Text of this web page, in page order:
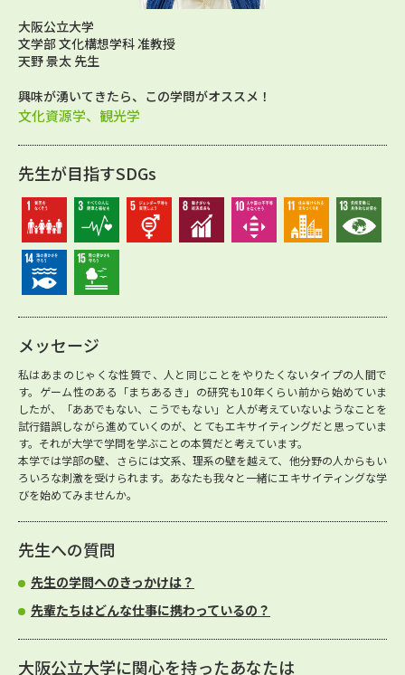
大阪公立大学
文学部 文化構想学科 准教授
天野 景太 先生
興味が湧いてきたら、この学問がオススメ！
文化資源学、観光学
先生が目指すSDGs
メッセージ
私はあまのじゃくな性質で、人と同じことをやりたくないタイプの人間で
す。ゲーム性のある「まちあるき」の研究も10年くらい前から始めていま
したが、「ああでもない、こうでもない」と人が考えていないようなことを
試行錯誤しながら進めていくのが、とてもエキサイティングだと思っていま
す。それが大学で学問を学ぶことの本質だと考えています。
本学では学部の壁、さらには文系、理系の壁を越えて、他分野の人からもい
ろいろな刺激を受けられます。あなたも我々と一緒にエキサイティングな学
びを始めてみませんか。
先生への質問
先生の学問へのきっかけは？
先輩たちはどんな仕事に携わっているの？
大阪公立大学に関心を持ったあなたは